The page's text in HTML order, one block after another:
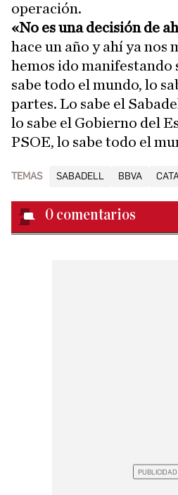
operación.
«No es una decisión de
hace un año y ahí ya nos
hemos ido manifestando
sabe todo el mundo, lo
partes. Lo sabe el
lo sabe el Gobierno del
PSOE, lo sabe todo el
TEMAS SABADELL BBVA
0 comentarios